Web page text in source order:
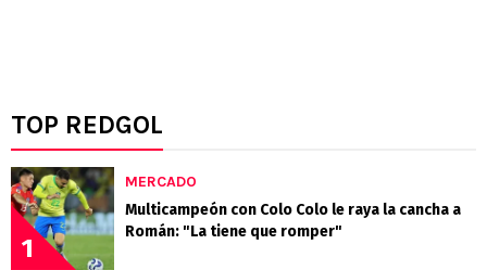
TOP REDGOL
1
MERCADO
Multicampeón con Colo Colo le raya la cancha a
Román: "La tiene que romper"